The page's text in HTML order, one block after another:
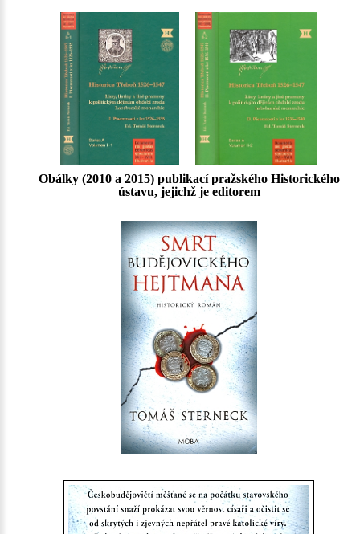
Obálky (2010 a 2015) publikací pražského Historického
ústavu, jejichž je editorem